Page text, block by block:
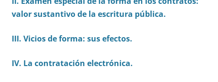
valor sustantivo de la escritura pública.
III. Vicios de forma: sus efectos.
IV. La contratación electrónica.